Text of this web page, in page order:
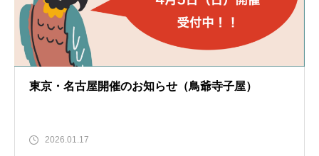
東京・名古屋開催のお知らせ（鳥爺寺子屋）
2026.01.17